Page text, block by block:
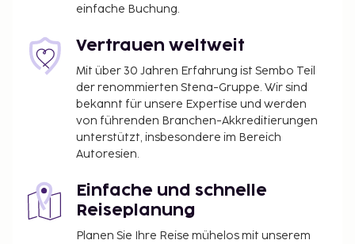
einfache Buchung.
Vertrauen weltweit
Mit über 30 Jahren Erfahrung ist Sembo Teil
der renommierten Stena-Gruppe. Wir sind
bekannt für unsere Expertise und werden
von führenden Branchen-Akkreditierungen
unterstützt, insbesondere im Bereich
Autoresien.
Einfache und schnelle
Reiseplanung
Planen Sie Ihre Reise mühelos mit unserem